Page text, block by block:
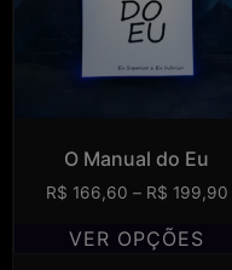
O Manual do Eu
R$ 166,60 – R$ 199,90
VER OPÇÕES